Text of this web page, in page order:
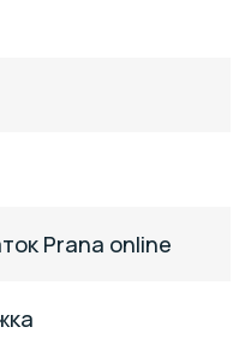
Prana online